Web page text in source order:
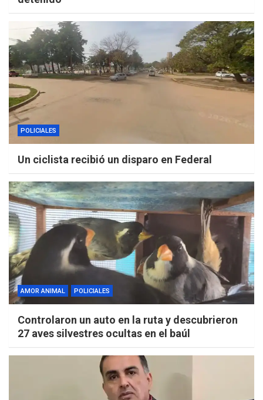
POLICIALES
Un ciclista recibió un disparo en Federal
AMOR ANIMAL POLICIALES
Controlaron un auto en la ruta y descubrieron
27 aves silvestres ocultas en el baúl